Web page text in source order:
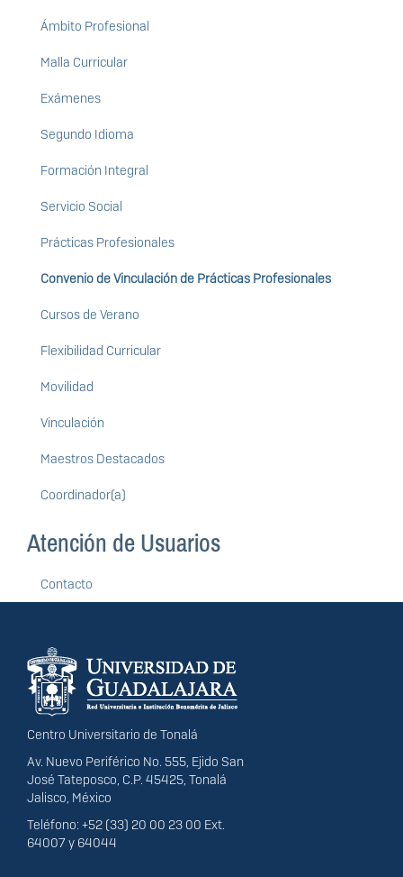
Ámbito Profesional
Malla Curricular
Exámenes
Segundo Idioma
Formación Integral
Servicio Social
Prácticas Profesionales
Convenio de Vinculación de Prácticas Profesionales
Cursos de Verano
Flexibilidad Curricular
Movilidad
Vinculación
Maestros Destacados
Coordinador(a)
Atención de Usuarios
Contacto
Información del
portal
Centro Universitario de Tonalá
Av. Nuevo Periférico No. 555, Ejido San
José Tateposco, C.P. 45425, Tonalá
Jalisco, México
Teléfono: +52 (33) 20 00 23 00 Ext.
64007 y 64044